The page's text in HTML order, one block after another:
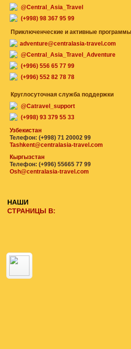
@Central_Asia_Travel
(+998) 98 367 95 99
Приключенческие и активные программы
adventure@centralasia-travel.com
@Central_Asia_Travel_Adventure
(+996) 556 65 77 99
(+996) 552 82 78 78
Круглосуточная служба поддержки
@Catravel_support
(+998) 93 379 55 33
Узбекистан
Телефон: (+998) 71 20002 99
Tashkent@centralasia-travel.com
Кыргызстан
Телефон: (+996) 55665 77 99
Osh@centralasia-travel.com
НАШИ
СТРАНИЦЫ В: